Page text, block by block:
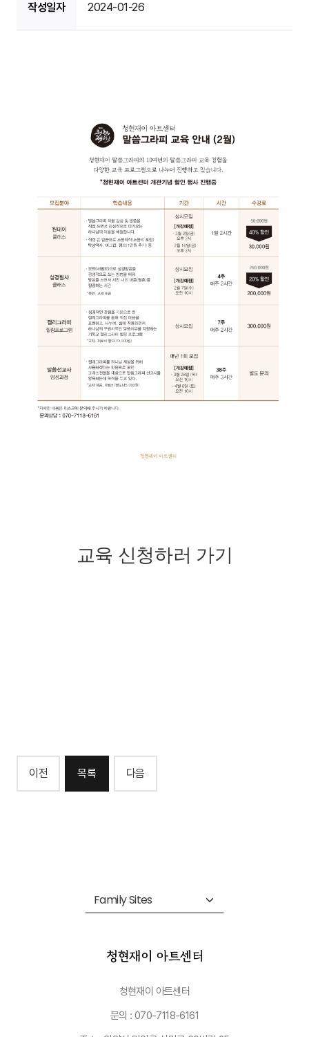
작성일자 2024-01-26
교육 신청하러 가기
이전 목록 다음
청현재이 아트센터
문의 : 070-7118-6161